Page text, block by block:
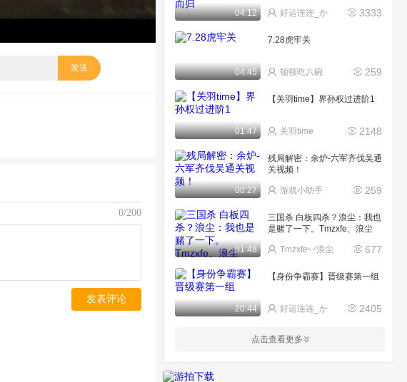
发送
0/200
发表评论
04:12 3333
好运连连_か
04:45
7.28虎牢关
259
顿顿吃八碗
01:47
【关羽time】界孙权过进阶1
2148
关羽time
00:27
残局解密：余炉-六军齐伐吴通
关视频！
259
游戏小助手
01:48
三国杀 白板四杀？浪尘：我也
是赌了一下。Tmzxfe、浪尘
677
Tmzxfe丷浪尘
20:44
【身份争霸赛】晋级赛第一组
2405
好运连连_か
【关羽time】刚烈界教主过炼
点击查看更多